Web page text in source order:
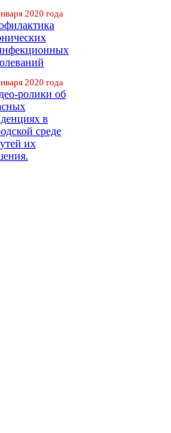
2020 года
2020 года
ролики об
в
среде
их